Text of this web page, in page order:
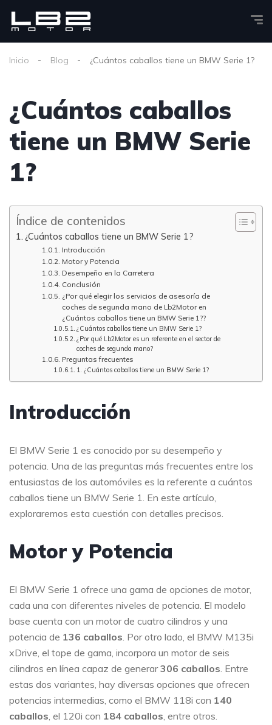
Inicio Blog ¿Cuántos caballos tiene un BMW Serie 1?
¿Cuántos caballos
tiene un BMW Serie
1?
Índice de contenidos
¿Cuántos caballos tiene un BMW Serie 1?
Introducción
Motor y Potencia
Desempeño en la Carretera
Conclusión
¿Por qué elegir los servicios de asesoría de
coches de segunda mano de Lb2Motor en
¿Cuántos caballos tiene un BMW Serie 1??
¿Cuántos caballos tiene un BMW Serie 1?
¿Por qué Lb2Motor es un referente en el sector de
coches de segunda mano?
Preguntas frecuentes
1. ¿Cuántos caballos tiene un BMW Serie 1?
Introducción
El BMW Serie 1 es conocido por su desempeño y
potencia. Una de las preguntas más frecuentes entre los
entusiastas de los automóviles es la referente a cuántos
caballos tiene un BMW Serie 1. En este artículo,
exploraremos esta cuestión con detalles precisos.
Motor y Potencia
El BMW Serie 1 ofrece una gama de opciones de motor,
cada una con diferentes niveles de potencia. El modelo
base cuenta con un motor de cuatro cilindros y una
potencia de 136 caballos. Por otro lado, el BMW M135i
xDrive, el tope de gama, incorpora un motor de seis
cilindros en línea capaz de generar306 caballos. Entre
estas dos variantes, hay diversas opciones que ofrecen
potencias intermedias, como el BMW 118i con 140
caballos, el 120i con 184 caballos, entre otros.